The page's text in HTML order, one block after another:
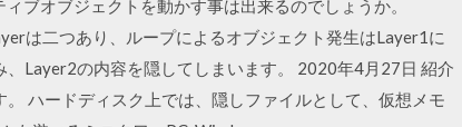
ブオブジェクトを動かす事は出来るのでしょうか。
は二つあり、ループによるオブジェクト発生はLayer1に
Layer2の内容を隠してしまいます。 2020年4月27日 紹介
ハードディスク上では、隠しファイルとして、仮想メモ